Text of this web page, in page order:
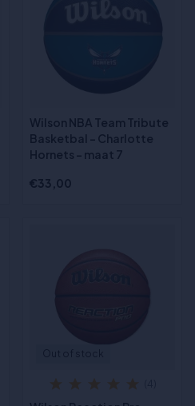
Wilson NBA Team Tribute
Basketbal - Charlotte
Hornets - maat 7
€33,00